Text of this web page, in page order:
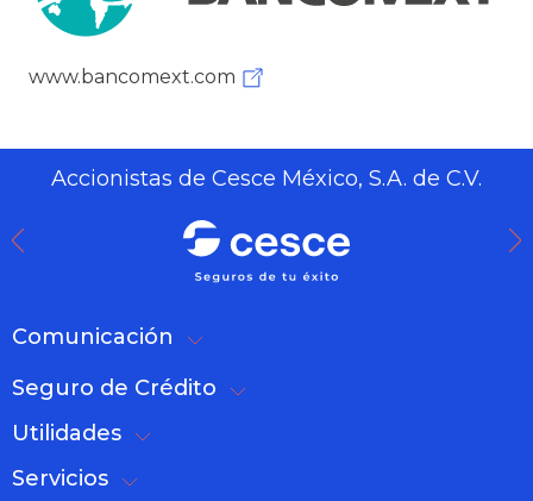
www.bancomext.com
Accionistas de Cesce México, S.A. de C.V.
Comunicación
Seguro de Crédito
Utilidades
Servicios